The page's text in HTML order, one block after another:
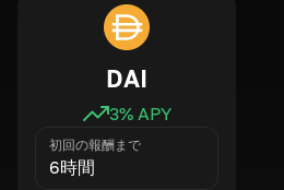
DAI
3% APY
初回の報酬まで
6時間